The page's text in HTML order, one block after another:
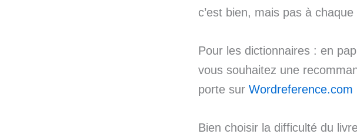
c’est bien, mais pas à chaque
Pour les dictionnaires : en
vous souhaitez une
porte sur Wordreference.com
Bien choisir la difficulté du